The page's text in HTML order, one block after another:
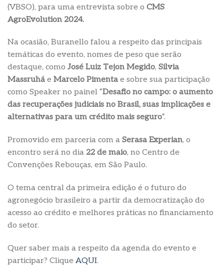
(VBSO), para uma entrevista sobre o CMS
AgroEvolution 2024.
Na ocasião, Buranello falou a respeito das principais
temáticas do evento, nomes de peso que serão
destaque, como José Luiz Tejon Megido, Silvia
Massruhá e Marcelo Pimenta e sobre sua participação
como Speaker no painel “Desafio no campo: o aumento
das recuperações judiciais no Brasil, suas implicações e
alternativas para um crédito mais seguro“.
Promovido em parceria com a Serasa Experian, o
encontro será no dia 22 de maio, no Centro de
Convenções Rebouças, em São Paulo.
O tema central da primeira edição é o futuro do
agronegócio brasileiro a partir da democratização do
acesso ao crédito e melhores práticas no financiamento
do setor.
Quer saber mais a respeito da agenda do evento e
participar? Clique AQUI.